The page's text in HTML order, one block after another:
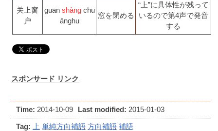
关上窗
户
guān shàngchu
ānghu
窓を閉める
“上”に具体性が残って
いるので第4声で発音
する
スポンサード リンク
Time: 2014-10-09 Last modified: 2015-01-03
Tag: 上 単純方向補語 方向補語 補語